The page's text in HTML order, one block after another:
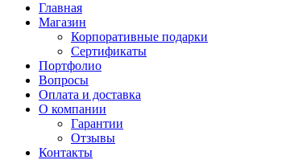
Главная
Магазин
Корпоративные подарки
Сертификаты
Портфолио
Вопросы
Оплата и доставка
О компании
Гарантии
Отзывы
Контакты